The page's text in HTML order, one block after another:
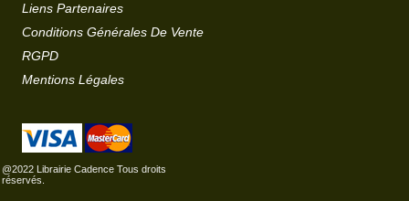
Liens Partenaires
Conditions Générales De Vente
RGPD
Mentions Légales
@2022 Librairie Cadence Tous droits
réservés.